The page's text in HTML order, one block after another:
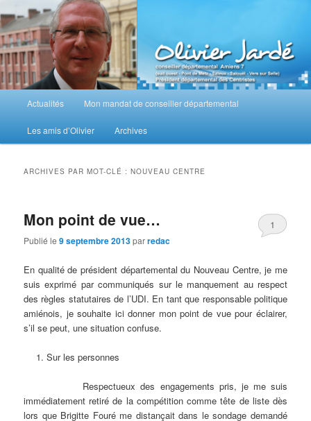
au
contenu
principal
au
contenu
secondaire
u
Actualités Mon mandat de conseiller départemental
Les amis d’Olivier Archives
ARCHIVES PAR MOT-CLÉ :NOUVEAU CENTRE
Mon point de vue…
Publié le9 septembre 2013parredac
1
En qualité de président départemental du Nouveau Centre, je me
suis exprimé par communiqués sur le manquement au respect
des règles statutaires de l’UDI. En tant que responsable politique
amiénois, je souhaite ici donner mon point de vue pour éclairer,
s’il se peut, une situation confuse.
Sur les personnes
Respectueux des engagements pris, je me suis
immédiatement retiré de la compétition comme tête de liste dès
lors que Brigitte Fouré me distançait dans le sondage demandé